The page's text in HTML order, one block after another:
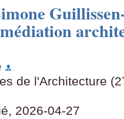
de l'Architecture
2026-04-27